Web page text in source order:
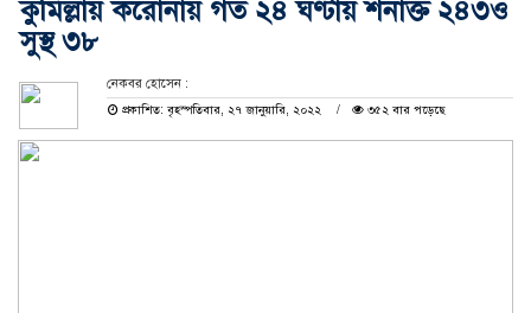
কুমিল্লায় করোনায় গত ২৪ ঘণ্টায় শনাক্ত ২৪৩ও
সুস্থ ৩৮
নেকবর হোসেন :
প্রকাশিত: বৃহস্পতিবার, ২৭ জানুয়ারি, ২০২২
৩৫২ বার পড়েছে